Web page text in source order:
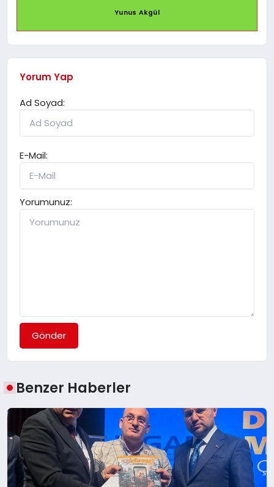
Yunus Akgül
Yorum Yap
Ad Soyad:
E-Mail:
Yorumunuz:
Gönder
Benzer Haberler